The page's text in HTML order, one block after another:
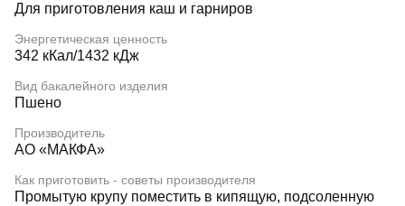
Для приготовления каш и гарниров
Энергетическая ценность
342 кКал/1432 кДж
Вид бакалейного изделия
Пшено
Производитель
АО «МАКФА»
Как приготовить - советы производителя
Промытую крупу поместить в кипящую, подсоленную